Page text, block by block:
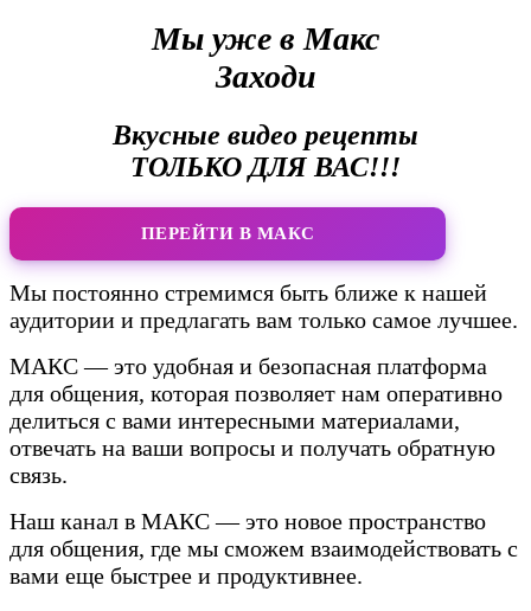
Мы уже в Макс
Заходи
Вкусные видео рецепты
ТОЛЬКО ДЛЯ ВАС!!!
ПЕРЕЙТИ В МАКС
Мы постоянно стремимся быть ближе к нашей
аудитории и предлагать вам только самое лучшее.
МАКС — это удобная и безопасная платформа
для общения, которая позволяет нам оперативно
делиться с вами интересными материалами,
отвечать на ваши вопросы и получать обратную
связь.
Наш канал в МАКС — это новое пространство
для общения, где мы сможем взаимодействовать с
вами еще быстрее и продуктивнее.